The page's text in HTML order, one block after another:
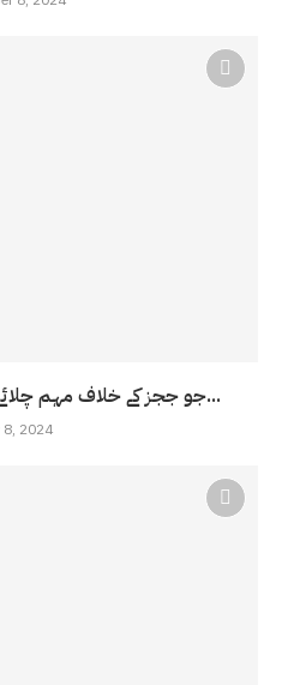
جو ججز کے خلاف مہم چلائے گا اڈیالہ جیل جائے گا؛ فل...
2024